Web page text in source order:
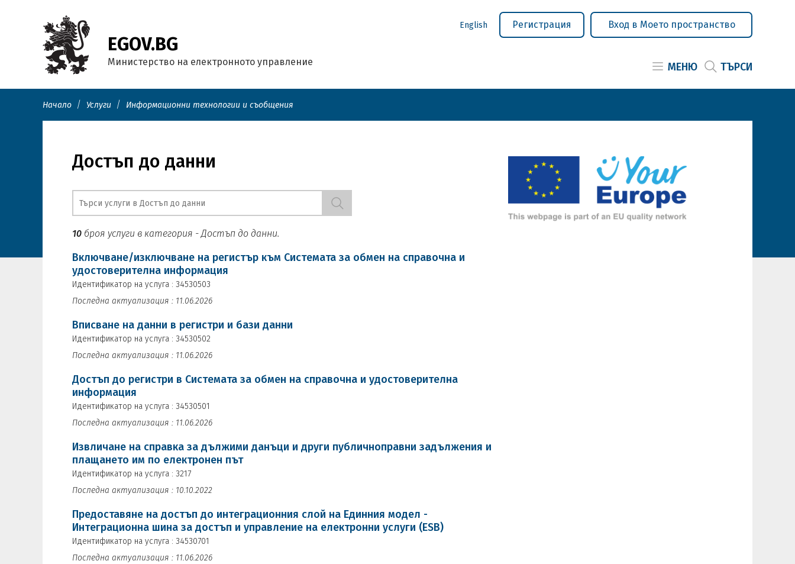
English Регистрация Вход в Моето пространство
EGOV.BG
Министерство на електронното управление ТЪРСИ
МЕНЮ
Начало / Услуги / Информационни технологии и съобщения
Достъп до данни
10 броя услуги в категория - Достъп до данни.
Включване/изключване на регистър към Системата за обмен на справочна и
удостоверителна информация
Идентификатор на услуга : 34530503
Последна актуализация : 11.06.2026
Вписване на данни в регистри и бази данни
Идентификатор на услуга : 34530502
Последна актуализация : 11.06.2026
Достъп до регистри в Системата за обмен на справочна и удостоверителна
информация
Идентификатор на услуга : 34530501
Последна актуализация : 11.06.2026
Извличане на справка за дължими данъци и други публичноправни задължения и
плащането им по електронен път
Идентификатор на услуга : 3217
Последна актуализация : 10.10.2022
Предоставяне на достъп до интеграционния слой на Единния модел -
Интеграционна шина за достъп и управление на електронни услуги (ESB)
Идентификатор на услуга : 34530701
Последна актуализация : 11.06.2026